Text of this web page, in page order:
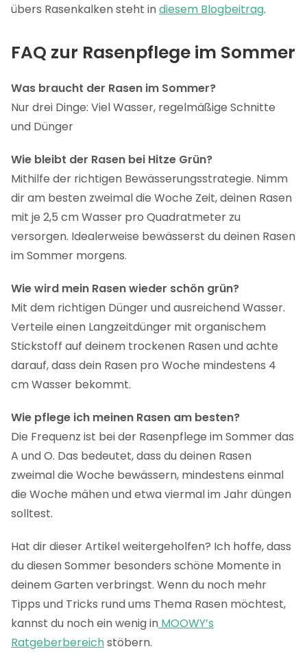
übers Rasenkalken steht indiesem Blogbeitrag.
FAQ zur Rasenpflege im Sommer
Was braucht der Rasen im Sommer?
Nur drei Dinge: Viel Wasser, regelmäßige Schnitte
und Dünger
Wie bleibt der Rasen bei Hitze Grün?
Mithilfe der richtigen Bewässerungsstrategie. Nimm
dir am besten zweimal die Woche Zeit, deinen Rasen
mit je 2,5 cm Wasser pro Quadratmeter zu
versorgen. Idealerweise bewässerst du deinen Rasen
im Sommer morgens.
Wie wird mein Rasen wieder schön grün?
Mit dem richtigen Dünger und ausreichend Wasser.
Verteile einen Langzeitdünger mit organischem
Stickstoff auf deinem trockenen Rasen und achte
darauf, dass dein Rasen pro Woche mindestens 4
cm Wasser bekommt.
Wie pflege ich meinen Rasen am besten?
Die Frequenz ist bei der Rasenpflege im Sommer das
A und O. Das bedeutet, dass du deinen Rasen
zweimal die Woche bewässern, mindestens einmal
die Woche mähen und etwa viermal im Jahr düngen
solltest.
Hat dir dieser Artikel weitergeholfen? Ich hoffe, dass
du diesen Sommer besonders schöne Momente in
deinem Garten verbringst. Wenn du noch mehr
Tipps und Tricks rund ums Thema Rasen möchtest,
kannst du noch ein wenig in MOOWY’s
Ratgeberbereichstöbern.